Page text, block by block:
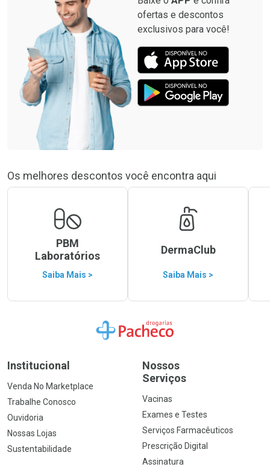
ofertas e descontos
exclusivos para você!
Os melhores descontos você encontra aqui
PBM
Laboratórios
Saiba Mais >
DermaClub
Saiba Mais >
Ir para a Home
Institucional
Venda No Marketplace
Trabalhe Conosco
Ouvidoria
Nossas Lojas
Sustentabilidade
Nossos
Serviços
Vacinas
Exames e Testes
Serviços Farmacêuticos
Prescrição Digital
Assinatura